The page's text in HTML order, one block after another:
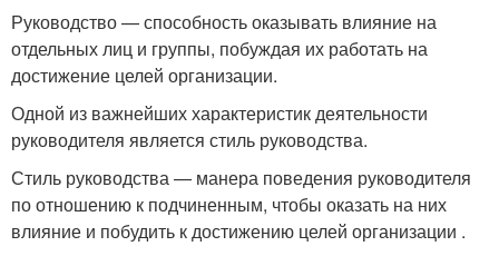
Руководство — способность оказывать влияние на
отдельных лиц и группы, побуждая их работать на
достижение целей организации.
Одной из важнейших характеристик деятельности
руководителя является стиль руководства.
Стиль руководства — манера поведения руководителя
по отношению к подчиненным, чтобы оказать на них
влияние и побудить к достижению целей организации .